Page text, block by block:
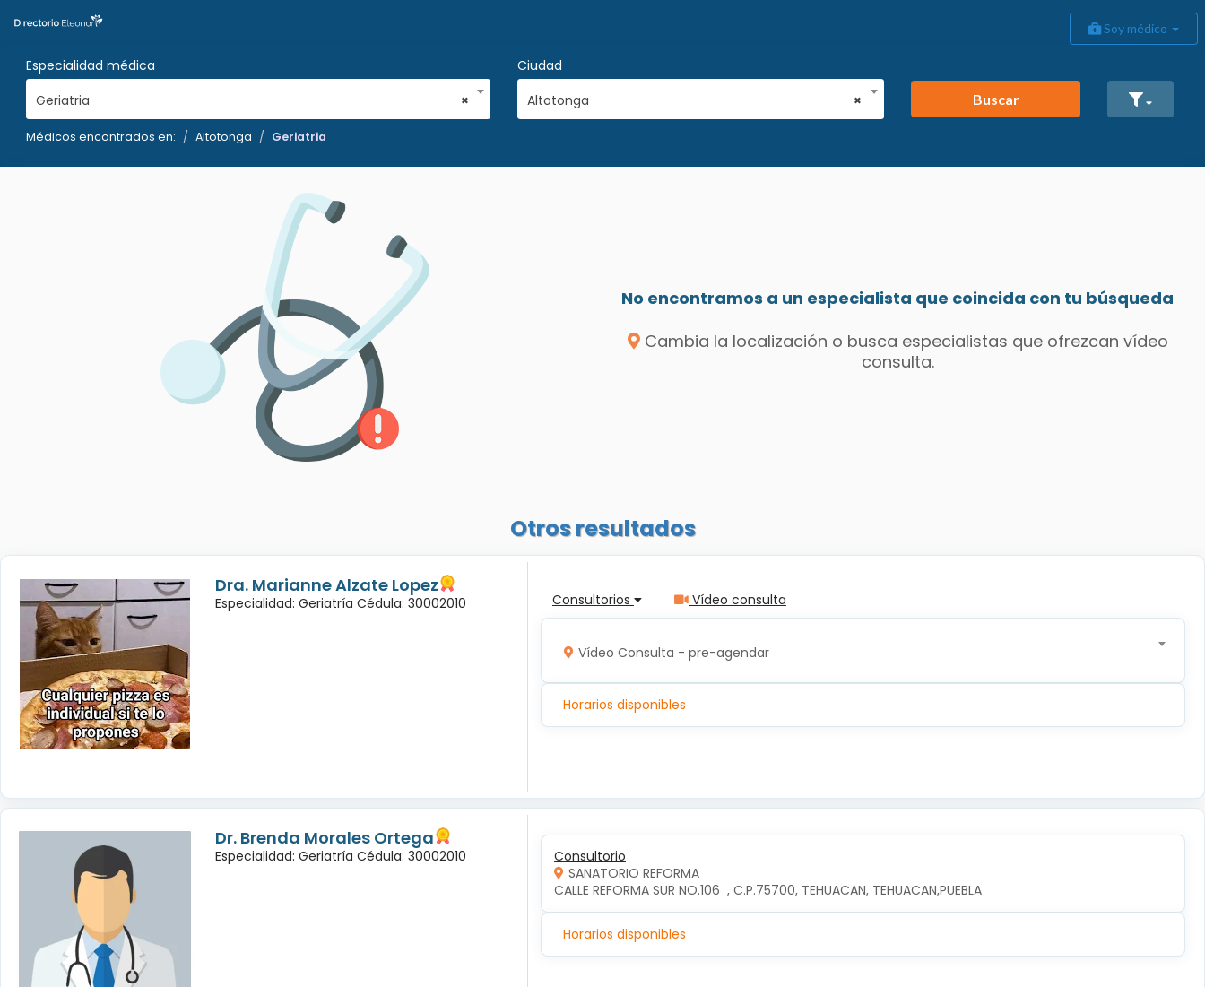
Soy médico
Especialidad médica
×
Geriatria
Ciudad
×
Altotonga Buscar
Médicos encontrados en: Altotonga Geriatria
No encontramos a un especialista que coincida con tu búsqueda
Cambia la localización o busca especialistas que ofrezcan vídeo
consulta.
Otros resultados
Dra. Marianne Alzate Lopez
Especialidad: Geriatría Cédula: 30002010 Consultorios Vídeo consulta
Vídeo Consulta - pre-agendar
Horarios disponibles
Dr. Brenda Morales Ortega
Especialidad: Geriatría Cédula: 30002010
Consultorio
SANATORIO REFORMA
CALLE REFORMA SUR NO.106  , C.P.75700, TEHUACAN, TEHUACAN,PUEBLA
Horarios disponibles